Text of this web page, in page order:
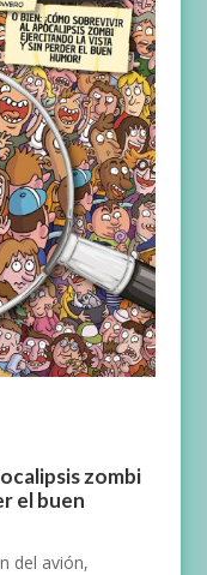
zombi
el buen
del avión,